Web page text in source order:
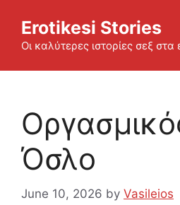
content
Erotikesi Stories
Οι καλύτερες ιστορίες σεξ στα
Όσλο
June 10, 2026 by Vasileios